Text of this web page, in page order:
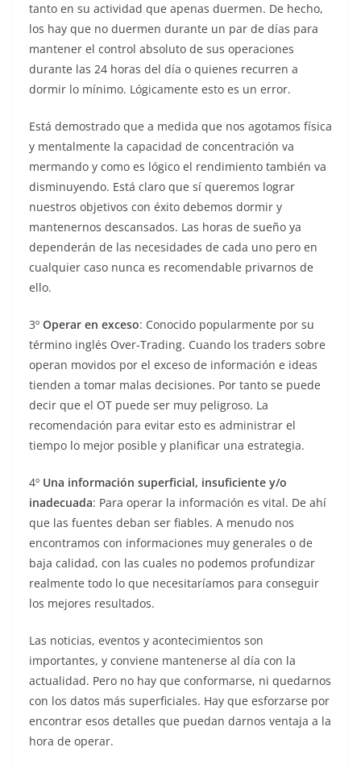
tanto en su actividad que apenas duermen. De hecho,
los hay que no duermen durante un par de días para
mantener el control absoluto de sus operaciones
durante las 24 horas del día o quienes recurren a
dormir lo mínimo. Lógicamente esto es un error.
Está demostrado que a medida que nos agotamos física
y mentalmente la capacidad de concentración va
mermando y como es lógico el rendimiento también va
disminuyendo. Está claro que sí queremos lograr
nuestros objetivos con éxito debemos dormir y
mantenernos descansados. Las horas de sueño ya
dependerán de las necesidades de cada uno pero en
cualquier caso nunca es recomendable privarnos de
ello.
3º Operar en exceso: Conocido popularmente por su
término inglés Over-Trading. Cuando los traders sobre
operan movidos por el exceso de información e ideas
tienden a tomar malas decisiones. Por tanto se puede
decir que el OT puede ser muy peligroso. La
recomendación para evitar esto es administrar el
tiempo lo mejor posible y planificar una estrategia.
4º Una información superficial, insuficiente y/o
inadecuada: Para operar la información es vital. De ahí
que las fuentes deban ser fiables. A menudo nos
encontramos con informaciones muy generales o de
baja calidad, con las cuales no podemos profundizar
realmente todo lo que necesitaríamos para conseguir
los mejores resultados.
Las noticias, eventos y acontecimientos son
importantes, y conviene mantenerse al día con la
actualidad. Pero no hay que conformarse, ni quedarnos
con los datos más superficiales. Hay que esforzarse por
encontrar esos detalles que puedan darnos ventaja a la
hora de operar.